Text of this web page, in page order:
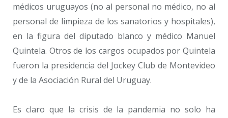
médicos uruguayos (no al personal no médico, no al
personal de limpieza de los sanatorios y hospitales),
en la figura del diputado blanco y médico Manuel
Quintela. Otros de los cargos ocupados por Quintela
fueron la presidencia del Jockey Club de Montevideo
y de la Asociación Rural del Uruguay.
Es claro que la crisis de la pandemia no solo ha